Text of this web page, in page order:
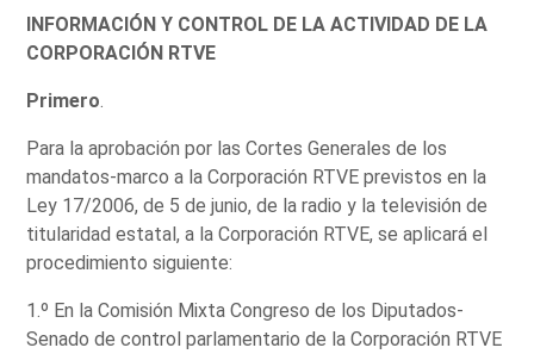
INFORMACIÓN Y CONTROL DE LA ACTIVIDAD DE LA
CORPORACIÓN RTVE
Primero
Para la aprobación por las Cortes Generales de los
mandatos-marco a la Corporación RTVE previstos en la
Ley 17/2006, de 5 de junio, de la radio y la televisión de
titularidad estatal, a la Corporación RTVE, se aplicará el
procedimiento siguiente:
1.º En la Comisión Mixta Congreso de los Diputados-
Senado de control parlamentario de la Corporación RTVE